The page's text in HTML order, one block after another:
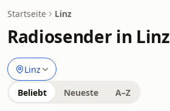
Startseite Linz
Radiosender in Linz
Linz
Beliebt Neueste A–Z